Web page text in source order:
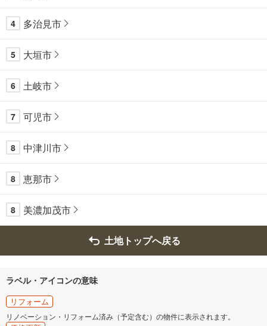
4 多治見市
5 大垣市
6 土岐市
7 可児市
8 中津川市
8 恵那市
8 美濃加茂市
土地トップへ戻る
ラベル・アイコンの意味
リフォーム
リノベーション・リフォーム済み（予定含む）の物件に表示されます。